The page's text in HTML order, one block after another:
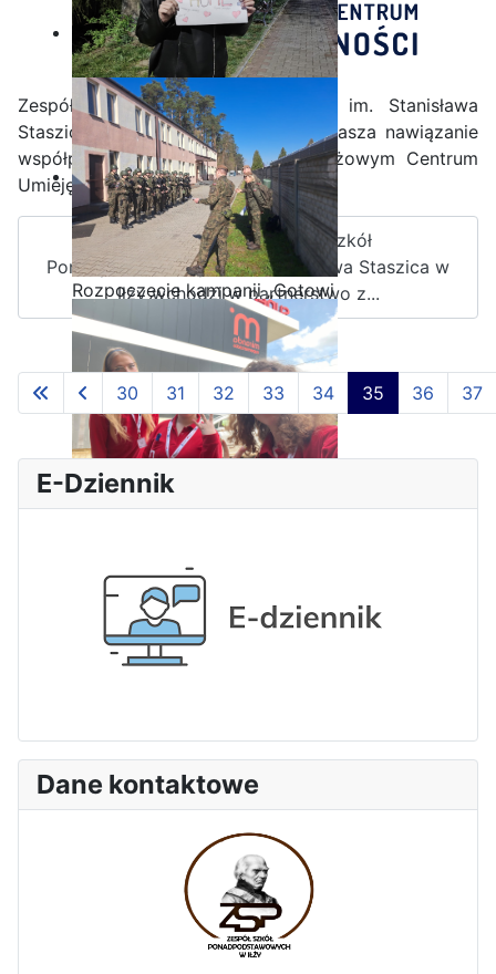
Zakończenie praktyk w
Rozpoczęcie kampanii „Gotowi
na kryzys” w ZSP w Iłży
Pierwszy tydzień praktyk
w Portugalii za nami!
Zespół Szkół Ponadpodstawowych im. Stanisława
Staszica w Iłży z przyjemnością ogłasza nawiązanie
współpracy z Informatycznym Branżowym Centrum
Umiejętności (IBCU).
Czytaj więcej: Zespół Szkół
Ponadpodstawowych im. Stanisława Staszica w
Iłży wchodzi w partnerstwo z...
Strona 35 z 65
30 31 32 33 34 35 36 37
E-Dziennik
Dane kontaktowe